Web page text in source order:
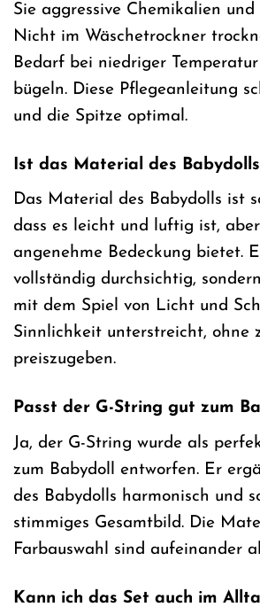
Sie aggressive Chemikalien und
Nicht im Wäschetrockner
Bedarf bei niedriger
bügeln. Diese Pflegeanleitung
und die Spitze optimal.
Ist das Material des
Das Material des Babydolls ist
dass es leicht und luftig ist,
angenehme Bedeckung bietet.
vollständig durchsichtig,
mit dem Spiel von Licht und
Sinnlichkeit unterstreicht, ohne
preiszugeben.
Passt der G-String gut zum
Ja, der G-String wurde als
zum Babydoll entworfen. Er
des Babydolls harmonisch und
stimmiges Gesamtbild. Die
Farbauswahl sind aufeinander
Kann ich das Set auch im